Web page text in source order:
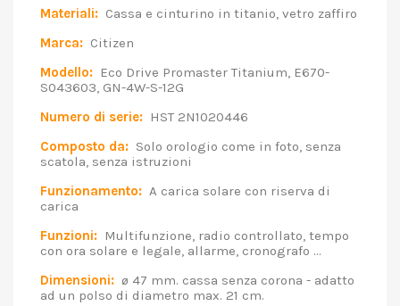
Materiali: Cassa e cinturino in titanio, vetro zaffiro
Marca: Citizen
Modello: Eco Drive Promaster Titanium, E670-
S043603, GN-4W-S-12G
Numero di serie: HST 2N1020446
Composto da: Solo orologio come in foto, senza
scatola, senza istruzioni
Funzionamento: A carica solare con riserva di
carica
Funzioni: Multifunzione, radio controllato, tempo
con ora solare e legale, allarme, cronografo ...
Dimensioni: ø 47 mm. cassa senza corona - adatto
ad un polso di diametro max. 21 cm.